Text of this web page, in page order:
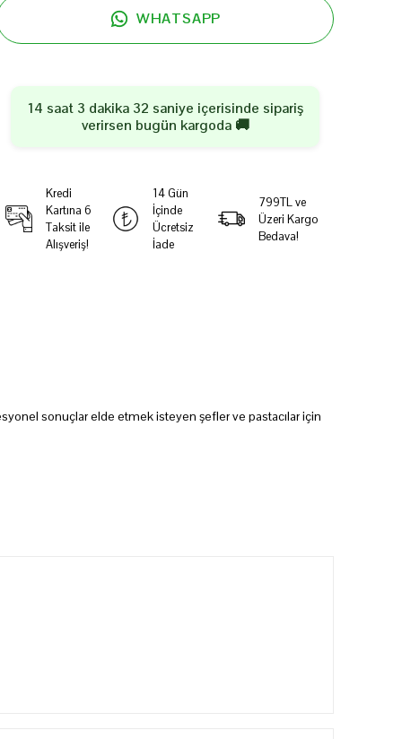
WHATSAPP
14 saat 3 dakika 31 saniyeiçerisinde sipariş
verirsen bugün kargoda 🚚
Kredi
Kartına 6
Taksit ile
Alışveriş!
14 Gün
İçinde
Ücretsiz
İade
799TL ve
Üzeri Kargo
Bedava!
sonuçlar elde etmek isteyen şefler ve pastacılar için